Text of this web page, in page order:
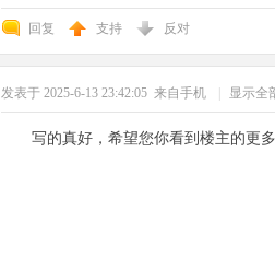
回复 支持 反对
发表于 2025-6-13 23:42:05 来自手机 显示全
写的真好，希望您你看到楼主的更